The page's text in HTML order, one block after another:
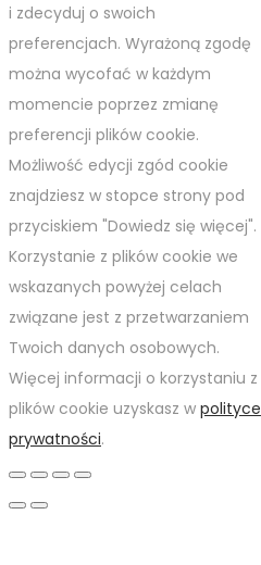
i zdecyduj o swoich
preferencjach. Wyrażoną zgodę
można wycofać w każdym
momencie poprzez zmianę
preferencji plików cookie.
Możliwość edycji zgód cookie
znajdziesz w stopce strony pod
przyciskiem "Dowiedz się więcej".
Korzystanie z plików cookie we
wskazanych powyżej celach
związane jest z przetwarzaniem
Twoich danych osobowych.
Więcej informacji o korzystaniu z
plików cookie uzyskasz w polityce
prywatności.